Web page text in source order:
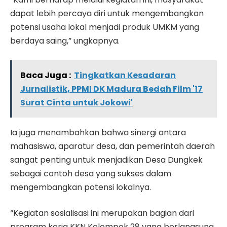
dapat lebih percaya diri untuk mengembangkan
potensi usaha lokal menjadi produk UMKM yang
berdaya saing,” ungkapnya.
Baca Juga : Tingkatkan Kesadaran
Jurnalistik, PPMI DK Madura Bedah Film '17
Surat Cinta untuk Jokowi'
Ia juga menambahkan bahwa sinergi antara
mahasiswa, aparatur desa, dan pemerintah daerah
sangat penting untuk menjadikan Desa Dungkek
sebagai contoh desa yang sukses dalam
mengembangkan potensi lokalnya.
“Kegiatan sosialisasi ini merupakan bagian dari